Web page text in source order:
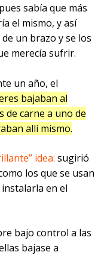
sabía que más
el mismo, y así
un brazo y se los
merecía sufrir.
un año, el
bajaban al
de carne a uno de
allí mismo.
idea: sugirió
los que se usan
en el
bajo control a las
bajase a